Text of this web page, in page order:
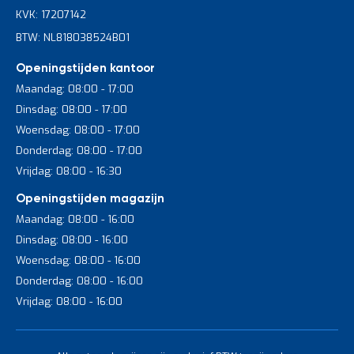
kan worden opgeborgen en ruimte bespaart wanneer deze niet
in gebruik is.
Soorten wielen
Er zijn verschillende soorten wielen voor specifieke
toepassingen. Luchtbanden zijn ideaal voor oneffen terrein of
buitengebruik, dankzij hun dempende werking. Wielen met
elastisch streeploos rubber zijn perfect voor binnenvloeren,
omdat ze geen strepen achterlaten. Elektrostatisch geleidende
wielen zijn geschikt voor omgevingen waar statische elektriciteit
een risico vormt, zoals laboratoria. Elk type wiel biedt voordelen
voor specifieke omstandigheden, van magazijnen tot
buitengebruik.
Jouw plateauwagen kopen bij
Begra
KVK: 17207142
BTW: NL818038524B01
Openingstijden kantoor
Maandag: 08:00 - 17:00
Dinsdag: 08:00 - 17:00
Woensdag: 08:00 - 17:00
Donderdag: 08:00 - 17:00
Vrijdag: 08:00 - 16:30
Openingstijden magazijn
Maandag: 08:00 - 16:00
Dinsdag: 08:00 - 16:00
Woensdag: 08:00 - 16:00
Donderdag: 08:00 - 16:00
Vrijdag: 08:00 - 16:00